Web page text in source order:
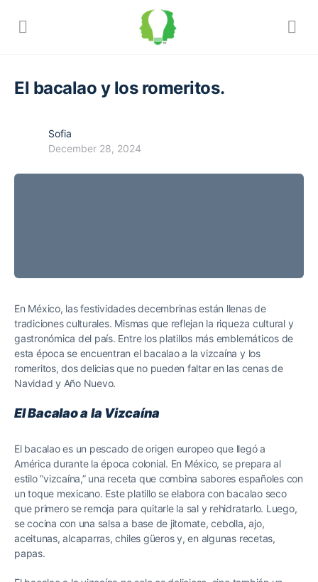
El bacalao y los romeritos.
Sofia
December 28, 2024
En México, las festividades decembrinas están llenas de
tradiciones culturales. Mismas que reflejan la riqueza cultural y
gastronómica del país. Entre los platillos más emblemáticos de
esta época se encuentran el bacalao a la vizcaína y los
romeritos, dos delicias que no pueden faltar en las cenas de
Navidad y Año Nuevo.
El Bacalao a la Vizcaína
El bacalao es un pescado de origen europeo que llegó a
América durante la época colonial. En México, se prepara al
estilo “vizcaína,” una receta que combina sabores españoles con
un toque mexicano. Este platillo se elabora con bacalao seco
que primero se remoja para quitarle la sal y rehidratarlo. Luego,
se cocina con una salsa a base de jitomate, cebolla, ajo,
aceitunas, alcaparras, chiles güeros y, en algunas recetas,
papas.